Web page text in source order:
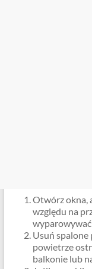
Otwórz okna,
względu na
wyparowywać
Usuń spalone
powietrze
balkonie lub